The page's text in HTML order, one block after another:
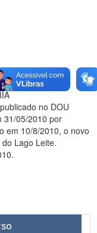
de
programa de
no DOU
31/05/2010 por
em 10/8/2010, o novo
Lago Leite.